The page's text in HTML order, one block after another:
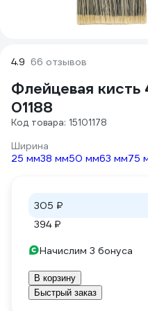
4.9 66 отзывов
Флейцевая кисть
01188
Код товара: 15101178
Ширина
25 мм38 мм50 мм63 мм75
305 ₽
394 ₽
Начислим 3 бонуса
В корзину
Быстрый заказ